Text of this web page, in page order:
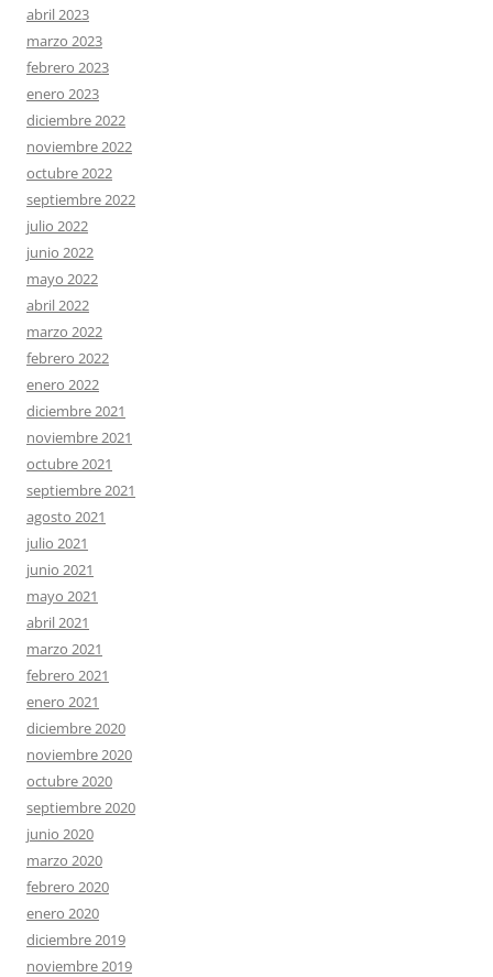
abril 2023
marzo 2023
febrero 2023
enero 2023
diciembre 2022
noviembre 2022
octubre 2022
septiembre 2022
julio 2022
junio 2022
mayo 2022
abril 2022
marzo 2022
febrero 2022
enero 2022
diciembre 2021
noviembre 2021
octubre 2021
septiembre 2021
agosto 2021
julio 2021
junio 2021
mayo 2021
abril 2021
marzo 2021
febrero 2021
enero 2021
diciembre 2020
noviembre 2020
octubre 2020
septiembre 2020
junio 2020
marzo 2020
febrero 2020
enero 2020
diciembre 2019
noviembre 2019